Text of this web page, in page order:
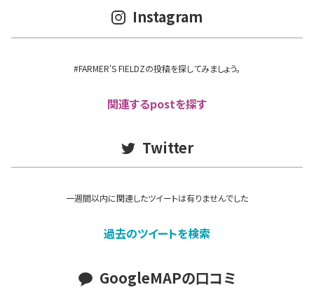
Instagram
#FARMER'S FIELDZの投稿を探してみましょう。
関連するpostを探す
Twitter
一週間以内に関連したツイートは有りませんでした
過去のツイートを検索
GoogleMAPの口コミ